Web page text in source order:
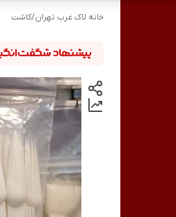
خانه لاک غرب تهران/کاشت